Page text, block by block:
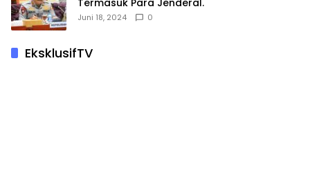
Termasuk Para Jenderal.
Juni 18, 2024 0
EksklusifTV